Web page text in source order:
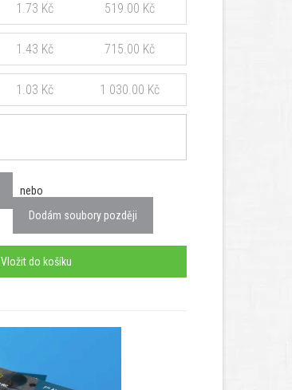
nebo
Dodám soubory později
1.73 Kč 519.00 Kč
1.43 Kč 715.00 Kč
1.03 Kč 1 030.00 Kč
Vložit do košíku